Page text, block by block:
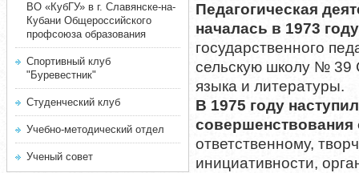
ВО «КубГУ» в г. Славянске-на-
Кубани Общероссийского
профсоюза образования
Спортивный клуб
"Буревестник"
Студенческий клуб
Учебно-методический отдел
Ученый совет
Педагогическая
началась в 1973 году
государственного
сельскую школу № 39
языка и литературы.
В 1975 году
ответственному,
инициативности,